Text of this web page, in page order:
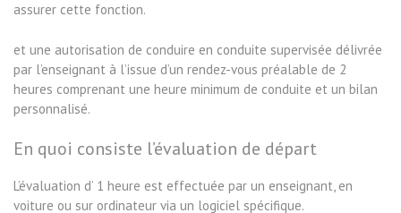
assurer cette fonction.
et une autorisation de conduire en conduite supervisée délivrée
par l’enseignant à l’issue d’un rendez-vous préalable de 2
heures comprenant une heure minimum de conduite et un bilan
personnalisé.
En quoi consiste l’évaluation de départ
L’évaluation d’ 1 heure est effectuée par un enseignant, en
voiture ou sur ordinateur via un logiciel spécifique.